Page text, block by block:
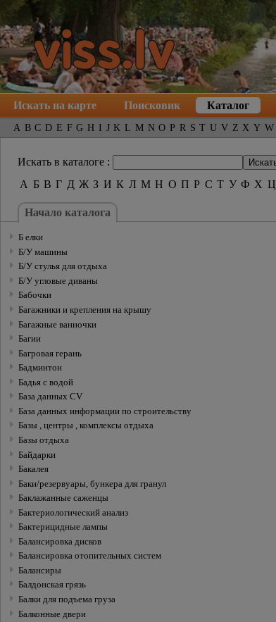
Искать на карте Поисковик Каталог
A B C D E F G H I J K L M N O P R S T U V Z X Y W
Искать в каталоге :
А Б В Г Д Ж З И К Л М Н О П Р С Т У Ф Х Ц
Hачало каталогa
Б елки
Б/У машины
Б/У стулья для отдыха
Б/У угловые диваны
Бабочки
Багажники и крепления на крышу
Багажные ванночки
Багии
Багровая герань
Бадминтон
Бадья с водой
База данных CV
База данных информации по строительству
Базы , центры , комплексы отдыха
Базы отдыха
Байдарки
Бакалея
Баки/резервуары, бункера для гранул
Баклажанные саженцы
Бактериологический анализ
Бактерицидные лампы
Балансировка дисков
Балансировка отопительных систем
Балансиры
Балдонская грязь
Балки для подъема груза
Балконные двери